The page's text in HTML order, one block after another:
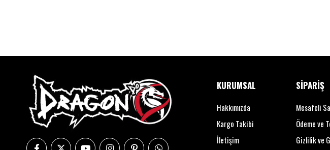
KURUMSAL
Hakkımızda
Kargo Takibi
İletişim
SİPARİŞ
Mesafeli
Ödeme ve
Gizlilik ve